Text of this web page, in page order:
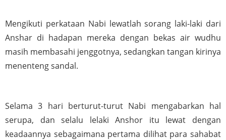
Mengikuti perkataan Nabi lewatlah sorang laki-laki dari
Anshar di hadapan mereka dengan bekas air wudhu
masih membasahi jenggotnya, sedangkan tangan kirinya
menenteng sandal.
Selama 3 hari berturut-turut Nabi mengabarkan hal
serupa, dan selalu lelaki Anshor itu lewat dengan
keadaannya sebagaimana pertama dilihat para sahabat